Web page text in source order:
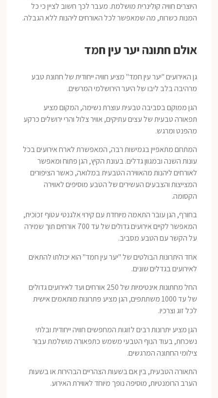
היוצרים חוויה קולינרית מושלמת. מעבר לכך חשוב לציין כי כל
המנות כשרות, מה שמאפשר לכל האורחים ליהנות ללא הגבלה.
אולם חתונה יער עין חמד
גן האירועים "יער עין חמד" מציע חוויה ייחודית של חתונת טבע
מרהיבה בלב ליבו של היער הירושלמי המרשים.
הגן ממוקם בסביבה טבעית עוצרת נשימה, המקום מציע
תפאורה טבעית של עצים עתיקים, אוויר צלול והרי ירושלים כרקע
מהפנט ומרגש.
המתחם מתאפיין בגמישות רבה, המאפשרת לארח אירועים בכל
עונות השנה ובמגוון גדלים. בעונת הקיץ, הגן פתוח ומאפשר
לאורחים ליהנות מהאווירה הטבעית במלואה, כאשר הציפורים
המצייצות והצבעים העשירים של הטבע מוסיפים לאווירה
הקסומה.
בחורף, הגן עובר התאמה מיוחדת עם קירוי אלגנטי עטוף זכוכית,
המאפשר לקיים אירועים גדולים של עד 700 אורחים תוך שמירה
על הקשר עם הטבע מסביב.
אחד היתרונות הבולטים של "יער עין חמד" הוא יכולתו להתאים
לאירועים בגדלים שונים.
החל מחתונות אינטימיות של 250 אורחים ועד לאירועים גדולים
של עד 1000 משתתפים, הגן מציע פתרונות מותאמים אישית
לכל זוג וצרכיו.
הגן מציע יתרונות רבים לזוגות המחפשים חוויה ייחודית ובלתי
נשכחת, בעוד הנוף הטבעי משמש כתפאורה מושלמת עבור
צילומי החתונה המרגשים.
התאורה הטבעית, בין אם בשעות הצהריים הבהירות או בשעות
הערב הרומנטיות, מוסיפה נופך מיוחד לאווירת האירוע.